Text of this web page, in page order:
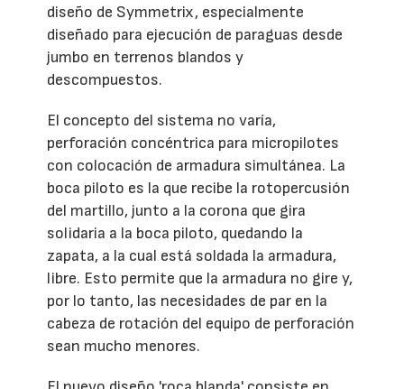
diseño de Symmetrix, especialmente
diseñado para ejecución de paraguas desde
jumbo en terrenos blandos y
descompuestos.
El concepto del sistema no varía,
perforación concéntrica para micropilotes
con colocación de armadura simultánea. La
boca piloto es la que recibe la rotopercusión
del martillo, junto a la corona que gira
solidaria a la boca piloto, quedando la
zapata, a la cual está soldada la armadura,
libre. Esto permite que la armadura no gire y,
por lo tanto, las necesidades de par en la
cabeza de rotación del equipo de perforación
sean mucho menores.